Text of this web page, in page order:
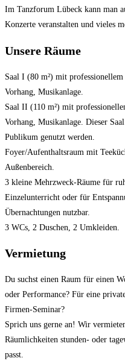
Im Tanzforum Lübeck kann man
Konzerte veranstalten und vieles
Unsere Räume
Saal I (80 m²) mit
Vorhang, Musikanlage.
Saal II (110 m²) mit
Vorhang, Musikanlage. Dieser
Publikum genutzt werden.
Foyer/Aufenthaltsraum mit
Außenbereich.
3 kleine Mehrzweck-Räume für
Einzelunterricht oder für
Übernachtungen nutzbar.
3 WCs, 2 Duschen, 2 Umkleiden.
Vermietung
Du suchst einen Raum für einen
oder Performance? Für eine
Firmen-Seminar?
Sprich uns gerne an! Wir
Räumlichkeiten stunden- oder
passt.